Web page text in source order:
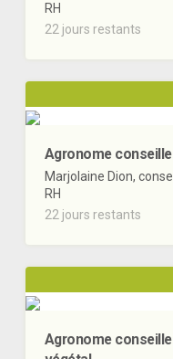
RH
22 jours restants
Agronome
Marjolaine Dion,
RH
22 jours restants
Agronome